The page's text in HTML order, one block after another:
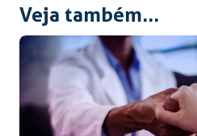
Veja também...